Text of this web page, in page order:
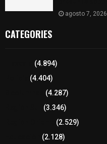
agosto 7, 2026
CATEGORIES
(4.894)
(4.404)
(4.287)
(3.346)
(2.529)
(2.128)